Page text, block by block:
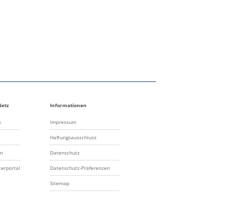
Informationen
Impressum
Haftungsausschluss
Datenschutz
Datenschutz-Präferenzen
Sitemap